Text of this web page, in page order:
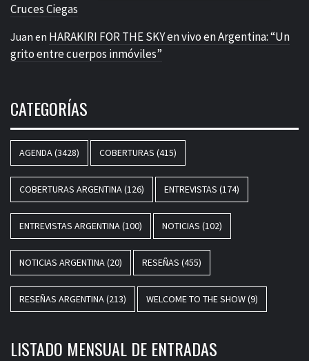
Cruces Ciegas
Juan en HARAKIRI FOR THE SKY en vivo en Argentina: “Un
grito entre cuerpos inmóviles”
CATEGORÍAS
AGENDA(3428) COBERTURAS (415)
COBERTURAS ARGENTINA(126) ENTREVISTAS (174)
ENTREVISTAS ARGENTINA(100) NOTICIAS (102)
NOTICIAS ARGENTINA(20) RESEÑAS (455)
RESEÑAS ARGENTINA(213) WELCOME TO THE SHOW(9)
LISTADO MENSUAL DE ENTRADAS